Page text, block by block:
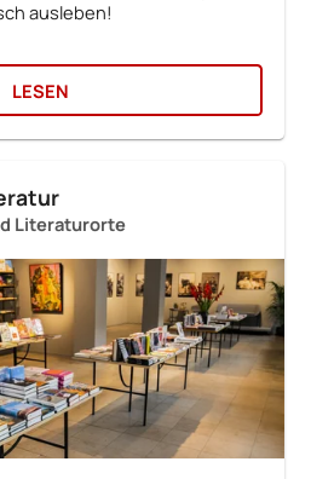
ausleben!
LESEN
Literaturorte